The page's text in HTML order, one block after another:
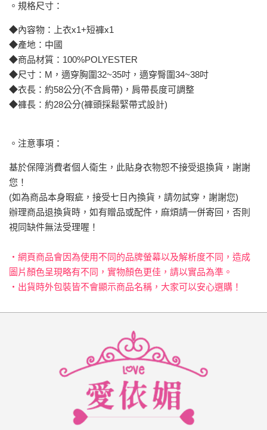
。規格尺寸：
◆內容物：上衣x1+短褲x1
◆產地：中國
◆商品材質：100%POLYESTER
◆尺寸：M，適穿胸圍32~35吋，適穿臀圍34~38吋
◆衣長：約58公分(不含肩帶)，肩帶長度可調整
◆褲長：約28公分(褲頭採鬆緊帶式設計)
。注意事項：
基於保障消費者個人衛生，此貼身衣物恕不接受退換貨，謝謝
您！
(如為商品本身暇疵，接受七日內換貨，請勿試穿，謝謝您)
辦理商品退換貨時，如有贈品或配件，麻煩請一併寄回，否則
視同缺件無法受理喔！
‧網頁商品會因為使用不同的品牌螢幕以及解析度不同，造成
圖片顏色呈現略有不同，實物顏色更佳，請以實品為準。
‧出貨時外包裝皆不會顯示商品名稱，大家可以安心選購！